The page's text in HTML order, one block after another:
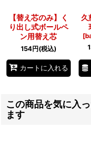
【替え芯のみ】く
り出し式ボールペ
ン用替え芯
154円(税込)
カートに入れる
久
[
この商品を気に入
ます